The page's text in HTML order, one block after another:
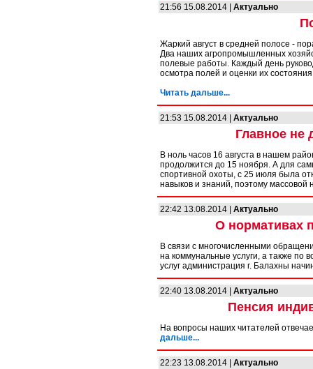
21:56 15.08.2014 | Актуально
Жаркий август в средней полосе -
Два наших агропромышленных
полевые работы. Каждый день
осмотра полей и оценки их
Читать дальше...
21:53 15.08.2014 | Актуально
Главное не
В ноль часов 16 августа в нашем
продолжится до 15 ноября. А для
спортивной охоты, с 25 июля была
навыков и знаний, поэтому массовой
22:42 13.08.2014 | Актуально
О нормативах
В связи с многочисленными
на коммунальные услуги, а также по
услуг администрация г. Балахны
22:40 13.08.2014 | Актуально
Пенсия
На вопросы наших читателей
дальше...
22:23 13.08.2014 | Актуально